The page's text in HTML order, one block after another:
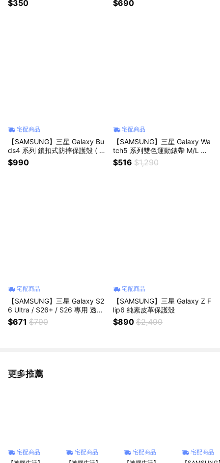
$350 $690
宅配商品
【SAMSUNG】三星 Galaxy Bu
ds4 系列 鎖扣式防摔保護殼 ( 附
登山扣 )
$990
宅配商品
【SAMSUNG】三星 Galaxy Wa
tch5 系列雙色運動錶帶 M/L 公
司貨
$516 $1,290
宅配商品
【SAMSUNG】三星 Galaxy S2
6 Ultra / S26+ / S26 專用 透明
保護殼
$671 $790
宅配商品
【SAMSUNG】三星 Galaxy Z F
lip6 純素皮革保護殼
$890 $2,490
更多推薦
看更多
宅配商品
宅配商品
宅配商品
宅配商品